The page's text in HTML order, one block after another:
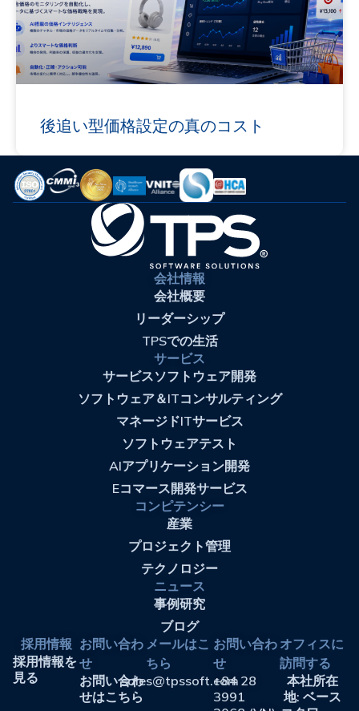
後追い型価格設定の真のコスト
会社情報
会社概要
リーダーシップ
TPSでの生活
サービス
サービスソフトウェア開発
ソフトウェア＆ITコンサルティング
マネージドITサービス
ソフトウェアテスト
AIアプリケーション開発
Eコマース開発サービス
コンピテンシー
産業
プロジェクト管理
テクノロジー
ニュース
事例研究
ブログ
採用情報
採用情報を
見る
お問い合わ
せ
お問い合わ
せはこちら
メールはこ
ちら
sales@tpssoft.com
お問い合わ
せ
+84 28
3991
オフィスに
訪問する
本社所在
地: ベース